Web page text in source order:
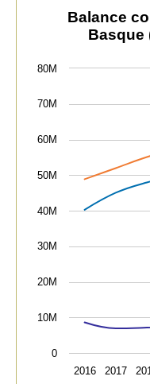
Balance
Line chart with 3
2016-2023
The chart has 1 Y
Balance
Basque
2016 2017
0
10M
20M
30M
40M
50M
60M
70M
80M